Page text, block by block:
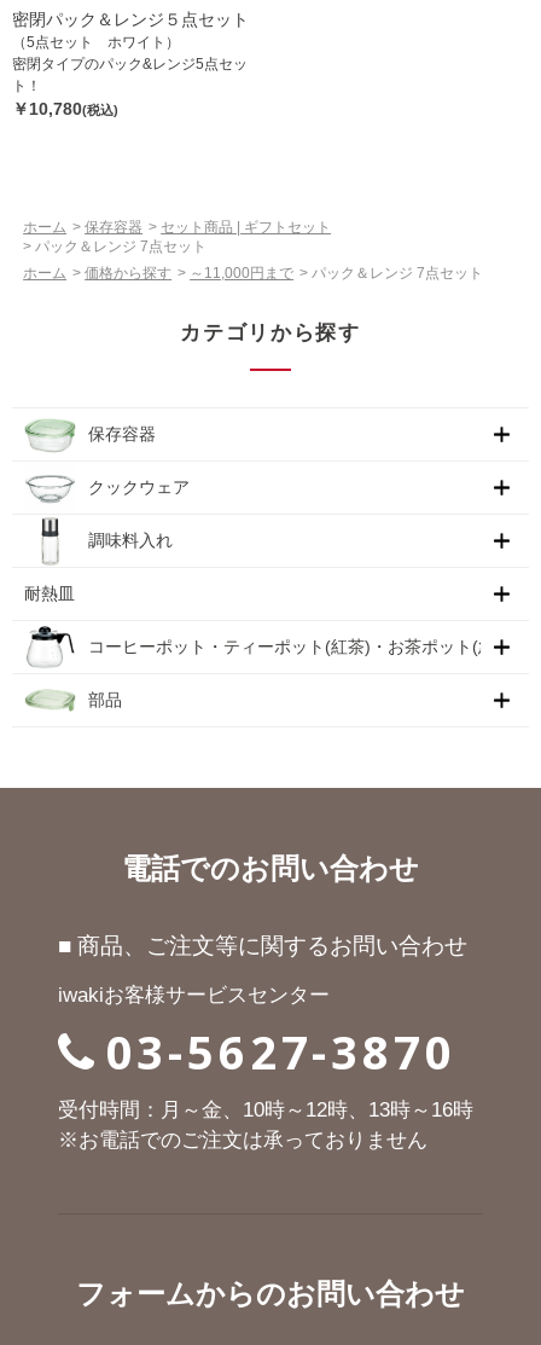
密閉パック＆レンジ５点セット
（5点セット ホワイト）
密閉タイプのパック&レンジ5点セッ
ト！
￥10,780(税込)
ホーム >保存容器 > セット商品 | ギフトセット
>パック＆レンジ 7点セット
ホーム >価格から探す > ～11,000円まで >パック＆レンジ 7点セット
カテゴリから探す
保存容器
クックウェア
調味料入れ
耐熱皿
コーヒーポット・ティーポット(紅茶)・お茶ポット(急須)
部品
電話でのお問い合わせ
■ 商品、ご注文等に関するお問い合わせ
iwakiお客様サービスセンター
03-5627-3870
受付時間：月～金、10時～12時、13時～16時
※お電話でのご注文は承っておりません
フォームからのお問い合わせ